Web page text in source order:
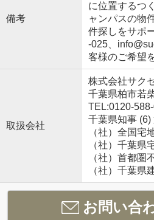
備考
に位置するつ
ャンパスの物
件探しをサポ
-025、
客様のご希望
取扱会社
株式会社サク
千葉県柏市若
TEL:0120-
千葉県知事 (6)
（社）全国宅
（社）千葉県
（社）首都圏
（社）千葉県
お問い合